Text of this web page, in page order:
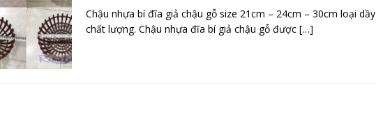
Chậu nhựa bí đĩa giả chậu gỗ size 21cm – 24cm – 30cm loại dầy
chất lượng. Chậu nhựa đĩa bí giả chậu gỗ được […]